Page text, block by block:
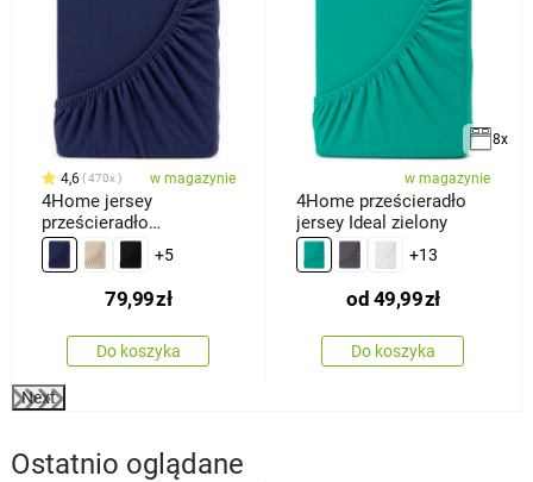
4,6 470x w magazynie
4Home jersey
prześcieradło
ciemnoniebieski, 180 x
200 cm
+5
79,99zł
Do koszyka
8x
w magazynie
4Home prześcieradło
jersey Ideal zielony
+13
od 49,99zł
Do koszyka
Next
Ostatnio oglądane